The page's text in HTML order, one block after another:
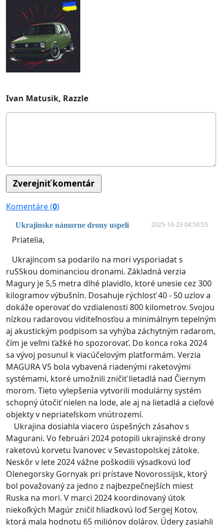
Ivan Matusik, Razzle
Komentáre (0)
Ukrajinske námorne drony uspeli 2025-10-23 04:50:55
Priatelia,
Ukrajincom sa podarilo na mori vysporiadat s
ruSSkou dominanciou dronami. Základná verzia
Magury je 5,5 metra dlhé plavidlo, ktoré unesie cez 300
kilogramov výbušnín. Dosahuje rýchlosť 40 - 50 uzlov a
dokáže operovať do vzdialenosti 800 kilometrov. Svojou
nízkou radarovou viditeľnosťou a minimálnym tepelným
aj akustickým podpisom sa vyhýba záchytným radarom,
čím je veľmi ťažké ho spozorovať. Do konca roka 2024
sa vývoj posunul k viacúčelovým platformám. Verzia
MAGURA V5 bola vybavená riadenými raketovými
systémami, ktoré umožnili zničiť lietadlá nad Čiernym
morom. Tieto vylepšenia vytvorili modulárny systém
schopný útočiť nielen na lode, ale aj na lietadlá a cieľové
objekty v nepriateľskom vnútrozemí.
Ukrajina dosiahla viacero úspešných zásahov s
Magurani. Vo februári 2024 potopili ukrajinské drony
raketovú korvetu Ivanovec v Sevastopolskej zátoke.
Neskôr v lete 2024 vážne poškodili výsadkovú loď
Olenegorsky Gornyak pri prístave Novorossijsk, ktorý
bol považovaný za jedno z najbezpečnejších miest
Ruska na mori. V marci 2024 koordinovaný útok
niekoľkých Magúr zničil hliadkovú loď Sergej Kotov,
ktorá mala hodnotu 65 miliónov dolárov. Údery zasiahli